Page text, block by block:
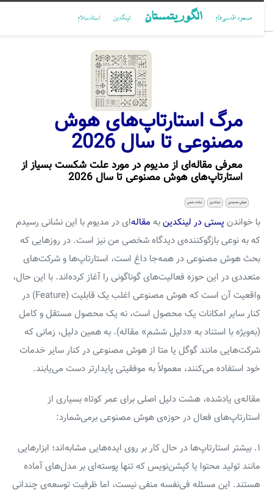
مسعود اقدسی‌فام الگوریتمستان لینکدین استادسلام
مرگ استارتاپ‌های هوش
مصنوعی تا سال 2026
معرفی مقاله‌ای از مدیوم در مورد علت شکست بسیاز از
استارتاپ‌های هوش مصنوعی تا سال 2026
هوش مصنوعی لینکدین مقاله علمی
با خواندنپستی در لینکدینبهمقاله‌ای در مدیوم با این نشانی رسیدم
که به نوعی بازگوکننده‌ی دیدگاه شخصی من نیز است. در روزهایی که
بحث هوش مصنوعی در همه‌جا داغ است، استارتاپ‌ها و شرکت‌های
متعددی در این حوزه فعالیت‌های گوناگونی را آغاز کرده‌اند. با این حال،
واقعیت آن است که هوش مصنوعی اغلب یک قابلیت (Feature) در
کنار سایر امکانات یک محصول است، نه یک محصول مستقل و کامل
(به‌ویژه با استناد به «دلیل ششم» مقاله). به همین دلیل، زمانی که
شرکت‌هایی مانند گوگل یا متا از هوش مصنوعی در کنار سایر خدمات
خود استفاده می‌کنند، معمولاً به موفقیتی پایدارتر دست می‌یابند.
مقاله‌ی یادشده، هشت دلیل اصلی برای عمر کوتاه بسیاری از
استارتاپ‌های فعال در حوزه‌ی هوش مصنوعی برمی‌شمارد:
۱. بیشتر استارتاپ‌ها در حال کار بر روی ایده‌هایی مشابه‌اند؛ ابزارهایی
مانند تولید محتوا یا کپشن‌نویس که تنها پوسته‌ای بر مدل‌های آماده
هستند. این مسئله فی‌نفسه منفی نیست، اما ظرفیت توسعه‌ی چندانی